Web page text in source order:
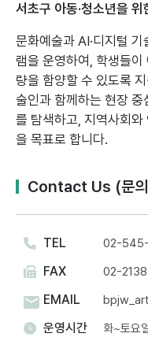
서초구 아동·청소년을
문화예술과 AI·디지털
램을 운영하여, 학생들이
량을 함양할 수 있도록
술인과 함께하는 현장
를 탐색하고, 지역사회와
을 목표로 합니다.
Contact Us (문의
TEL 02-
FAX 02-
EMAIL
운영시간
화~토요